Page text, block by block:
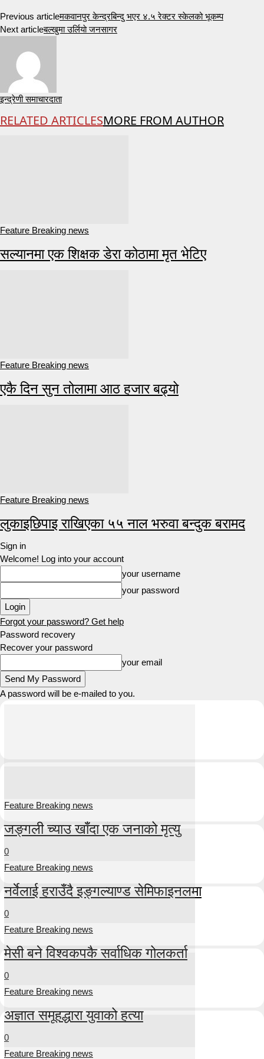
Previous articleमकवानपुर केन्द्रबिन्दु भएर ४.५ रेक्टर स्केलको भूकम्प
Next articleबल्खुमा उर्लियाे जनसागर
इन्द्रेणी समाचारदाता
RELATED ARTICLESMORE FROM AUTHOR
Feature Breaking news
सल्यानमा एक शिक्षक डेरा कोठामा मृत भेटिए
Feature Breaking news
एकै दिन सुन तोलामा आठ हजार बढ्यो
Feature Breaking news
लुकाइछिपाइ राखिएका ५५ नाल भरुवा बन्दुक बरामद
Sign in
Welcome! Log into your account
your username
your password
Forgot your password? Get help
Password recovery
Recover your password
your email
A password will be e-mailed to you.
Feature Breaking news
जङ्गली च्याउ खाँदा एक जनाको मृत्यु
0
Feature Breaking news
नर्वेलाई हराउँदै इङ्गल्याण्ड सेमिफाइनलमा
0
Feature Breaking news
मेसी बने विश्वकपकै सर्वाधिक गोलकर्ता
0
Feature Breaking news
अज्ञात समूहद्धारा युवाको हत्या
0
Feature Breaking news